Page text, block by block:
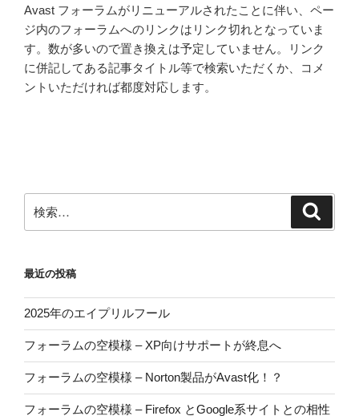
い
て”
の
つ
い
に
ダ
ー
ジ
送
り
Avast フォーラムがリニューアルされたことに伴い、ペー
ジ内のフォーラムへのリンクはリンク切れとなっていま
す。数が多いので置き換えは予定していません。リンク
に併記してある記事タイトル等で検索いただくか、コメ
ントいただければ都度対応します。
索:
最近の投稿
2025年のエイプリルフール
フォーラムの空模様 – XP向けサポートが終息へ
フォーラムの空模様 – Norton製品がAvast化！？
フォーラムの空模様 – Firefox とGoogle系サイトとの相性